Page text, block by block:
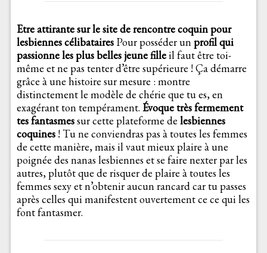
Etre attirante sur le site de rencontre coquin pour
lesbiennes célibatairesPour posséder unprofil qui
passionne les plus belles jeune filleil faut être toi-
même et ne pas tenter d’être supérieure ! Ça démarre
grâce à une histoire sur mesure : montre
distinctement le modèle de chérie que tu es, en
exagérant ton tempérament. Évoque très fermement
tes fantasmessur cette plateforme de lesbiennes
coquines! Tu ne conviendras pas à toutes les femmes
de cette manière, mais il vaut mieux plaire à une
poignée des nanas lesbiennes et se faire nexter par les
autres, plutôt que de risquer de plaire à toutes les
femmes sexy et n’obtenir aucun rancard car tu passes
après celles qui manifestent ouvertement ce ce qui les
font fantasmer.